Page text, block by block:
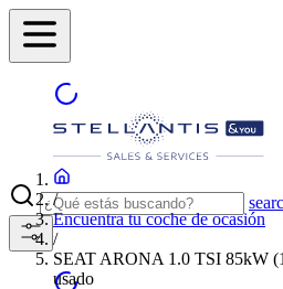
/
Encuentra tu coche de ocasión
/
SEAT ARONA 1.0 TSI 85kW
usado